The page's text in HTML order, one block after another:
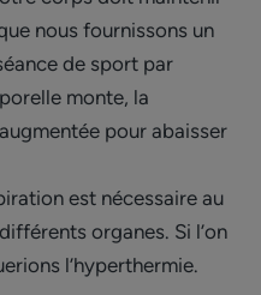
nous fournissons un
de sport par
monte, la
pour abaisser
est nécessaire au
organes. Si l’on
l’hyperthermie.